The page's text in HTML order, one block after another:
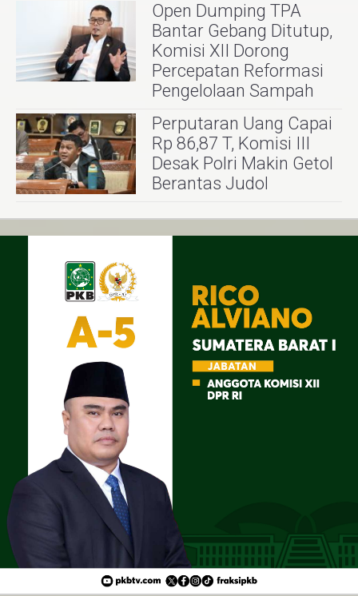
Open Dumping TPA
Bantar Gebang Ditutup,
Komisi XII Dorong
Percepatan Reformasi
Pengelolaan Sampah
Perputaran Uang Capai
Rp 86,87 T, Komisi III
Desak Polri Makin Getol
Berantas Judol